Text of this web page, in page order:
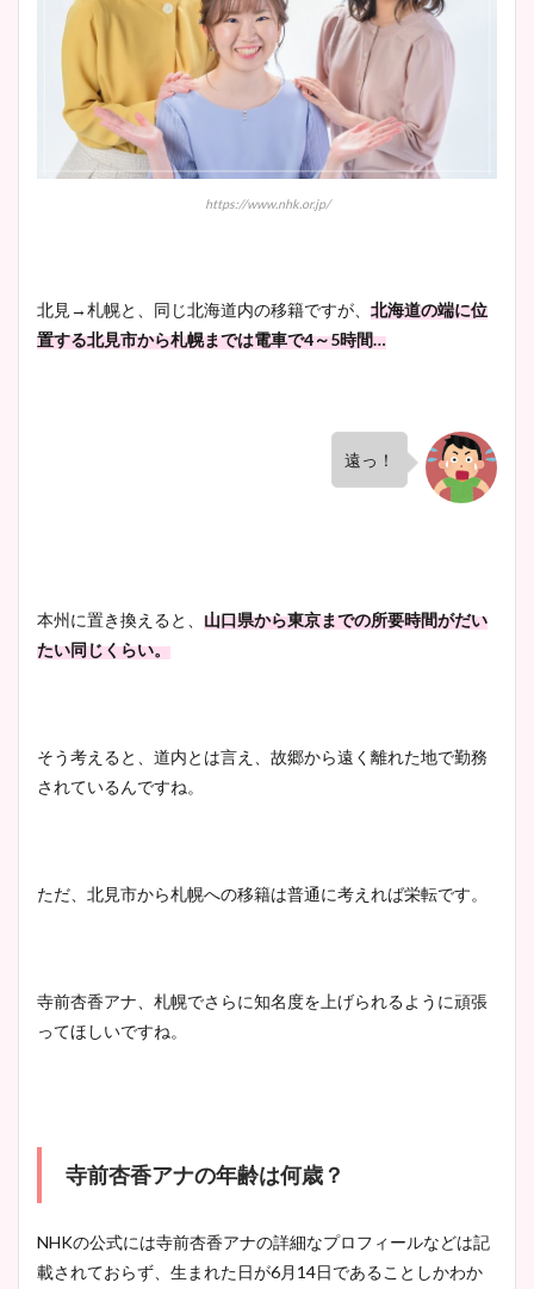
https://www.nhk.or.jp/
北見→札幌と、同じ北海道内の移籍ですが、 北海道の端に位
置する北見市から札幌までは電車で4～5時間…
遠っ！
本州に置き換えると、 山口県から東京までの所要時間がだい
たい同じくらい。
そう考えると、道内とは言え、故郷から遠く離れた地で勤務
されているんですね。
ただ、北見市から札幌への移籍は普通に考えれば栄転です。
寺前杏香アナ、札幌でさらに知名度を上げられるように頑張
ってほしいですね。
寺前杏香アナの年齢は何歳？
NHKの公式には寺前杏香アナの詳細なプロフィールなどは記
載されておらず、生まれた日が6月14日であることしかわか